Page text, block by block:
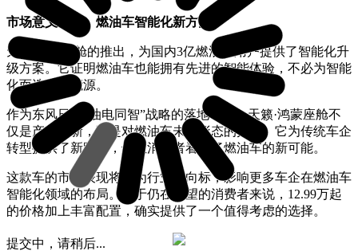
市场意义深远，燃油车智能化新方向
天籁·鸿蒙座舱的推出，为国内3亿燃油车用户提供了智能化升
级方案。它证明燃油车也能拥有先进的智能体验，不必为智能
化而选择新能源。
作为东风日产“油电同智”战略的落地车型，天籁·鸿蒙座舱不
仅是产品创新，更是对燃油车未来形态的探索。它为传统车企
转型提供了新路径，也让消费者看到了燃油车的新可能。
这款车的市场表现将成为行业风向标，影响更多车企在燃油车
智能化领域的布局。对于仍在观望的消费者来说，12.99万起
的价格加上丰富配置，确实提供了一个值得考虑的选择。
提交中，请稍后...